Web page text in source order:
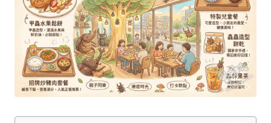
點、
食、
通、
停
與